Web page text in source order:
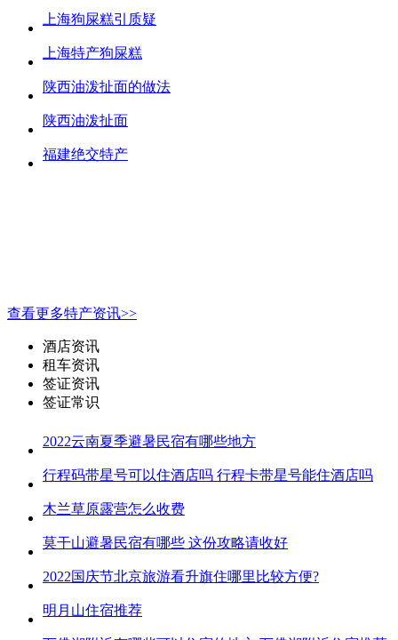
上海狗屎糕引质疑
上海特产狗屎糕
陕西油泼扯面的做法
陕西油泼扯面
福建绝交特产
查看更多特产资讯>>
酒店资讯
租车资讯
签证资讯
签证常识
2022云南夏季避暑民宿有哪些地方
行程码带星号可以住酒店吗 行程卡带星号能住酒店吗
木兰草原露营怎么收费
莫干山避暑民宿有哪些 这份攻略请收好
2022国庆节北京旅游看升旗住哪里比较方便?
明月山住宿推荐